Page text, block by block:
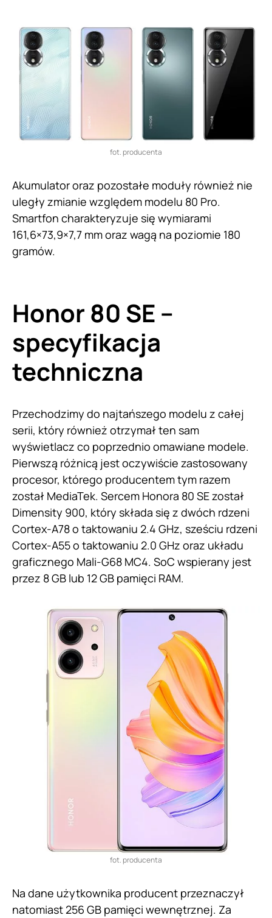
fot. producenta
Akumulator oraz pozostałe moduły również nie
uległy zmianie względem modelu 80 Pro.
Smartfon charakteryzuje się wymiarami
161,6×73,9×7,7 mm oraz wagą na poziomie 180
gramów.
Honor 80 SE –
specyfikacja
techniczna
Przechodzimy do najtańszego modelu z całej
serii, który również otrzymał ten sam
wyświetlacz co poprzednio omawiane modele.
Pierwszą różnicą jest oczywiście zastosowany
procesor, którego producentem tym razem
został MediaTek. Sercem Honora 80 SE został
Dimensity 900, który składa się z dwóch rdzeni
Cortex-A78 o taktowaniu 2.4 GHz, sześciu rdzeni
Cortex-A55 o taktowaniu 2.0 GHz oraz układu
graficznego Mali-G68 MC4. SoC wspierany jest
przez 8 GB lub 12 GB pamięci RAM.
fot. producenta
Na dane użytkownika producent przeznaczył
natomiast 256 GB pamięci wewnętrznej. Za